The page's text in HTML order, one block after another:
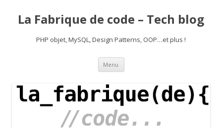
La Fabrique de code – Tech blog
PHP objet, MySQL, Design Patterns, OOP…et plus !
Menu Aller
contenu